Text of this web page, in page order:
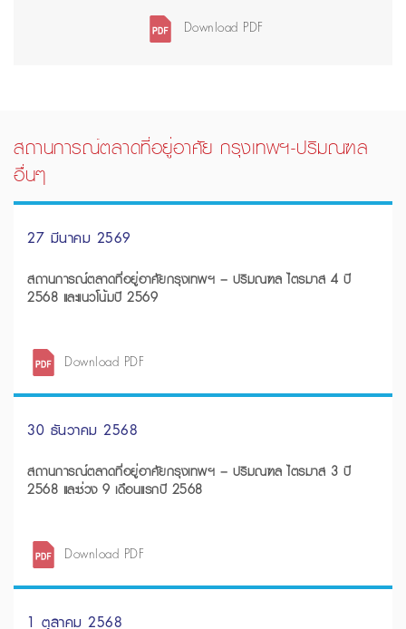
Download PDF
สถานการณ์ตลาดที่อยู่อาศัย กรุงเทพฯ-ปริมณฑล
อื่นๆ
27 มีนาคม 2569
สถานการณ์ตลาดที่อยู่อาศัยกรุงเทพฯ – ปริมณฑล ไตรมาส 4 ปี
2568 และแนวโน้มปี 2569
Download PDF
30 ธันวาคม 2568
สถานการณ์ตลาดที่อยู่อาศัยกรุงเทพฯ – ปริมณฑล ไตรมาส 3 ปี
2568 และช่วง 9 เดือนแรกปี 2568
Download PDF
1 ตุลาคม 2568